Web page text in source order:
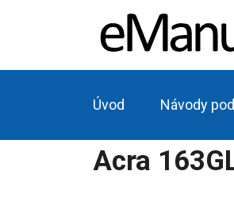
Úvod Návody
Acra